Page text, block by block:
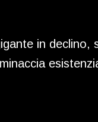
in declino,